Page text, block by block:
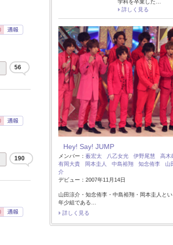
56
190
学科を卒業した…
詳しく見る
Hey! Say! JUMP
メンバー： 薮宏太 八乙女光 伊野尾慧
高木
有岡大貴
岡本圭人 中島裕翔 知念侑李
山
介
デビュー：2007年11月14日
山田涼介・知念侑李・中島裕翔・岡本圭人と
年少組である…
詳しく見る